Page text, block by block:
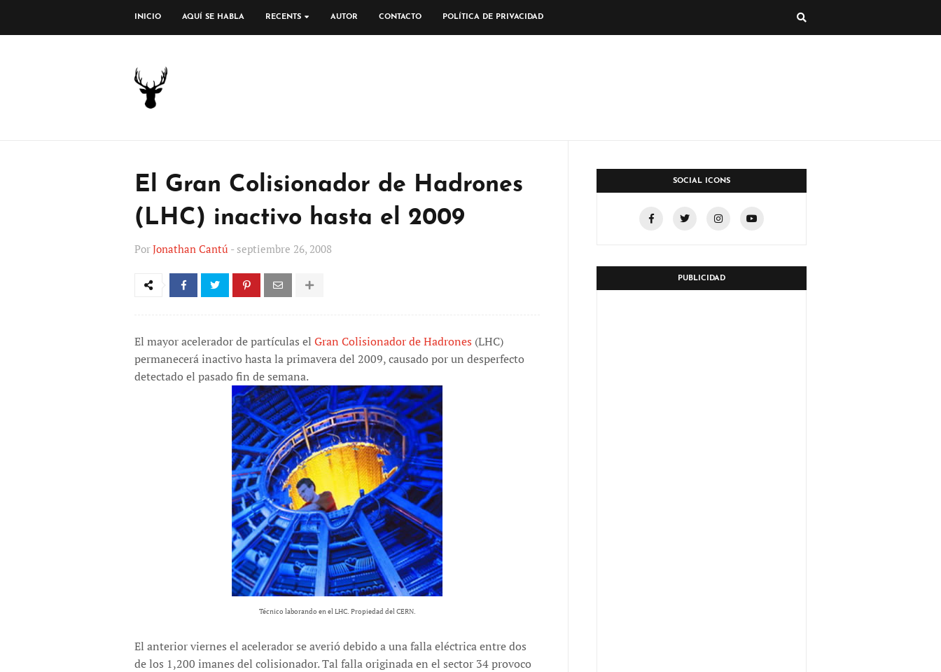
INICIO AQUÍ SE HABLA RECENTS AUTOR CONTACTO POLÍTICA DE PRIVACIDAD
El Gran Colisionador de Hadrones
(LHC) inactivo hasta el 2009
PorJonathan Cantú - septiembre 26, 2008
El mayor acelerador de partículas el Gran Colisionador de Hadrones (LHC)
permanecerá inactivo hasta la primavera del 2009, causado por un desperfecto
detectado el pasado fin de semana.
Técnico laborando en el LHC. Propiedad del CERN.
El anterior viernes el acelerador se averió debido a una falla eléctrica entre dos
de los 1,200 imanes del colisionador. Tal falla originada en el sector 34 provoco
SOCIAL ICONS
PUBLICIDAD